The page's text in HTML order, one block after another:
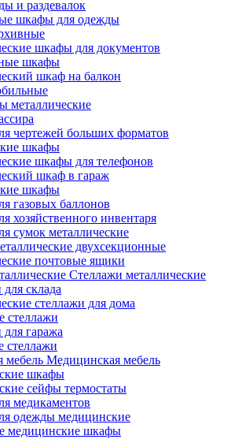
и раздевалок
шкафы для одежды
шкафы для документов
шкафы
шкаф на балкон
металлические
чертежей больших форматов
шкафы
шкафы для телефонов
шкаф в гараж
шкафы
газовых баллонов
хозяйственного инвентаря
сумок металлические
двухсекционные
почтовые ящики
Стеллажи металлические
склада
стеллажи для дома
стеллажи
гаража
стеллажи
Медицинская мебель
шкафы
сейфы термостаты
медикаментов
одежды медицинские
медицинские шкафы